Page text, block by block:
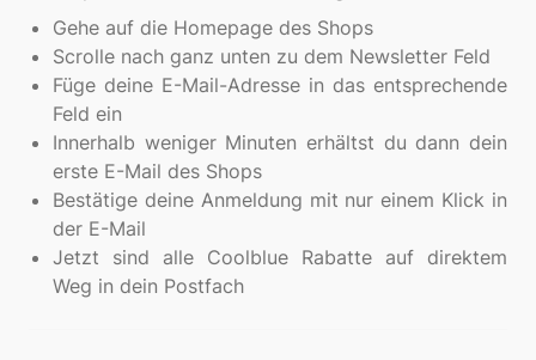
Gehe auf die Homepage des Shops
Scrolle nach ganz unten zu dem Newsletter Feld
Füge deine E-Mail-Adresse in das entsprechende
Feld ein
Innerhalb weniger Minuten erhältst du dann dein
erste E-Mail des Shops
Bestätige deine Anmeldung mit nur einem Klick in
der E-Mail
Jetzt sind alle Coolblue Rabatte auf direktem
Weg in dein Postfach